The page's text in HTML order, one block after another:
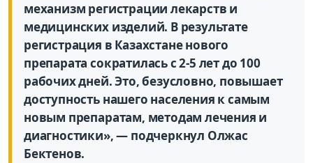
механизм регистрации лекарств и
медицинских изделий. В результате
регистрация в Казахстане нового
препарата сократилась с 2-5 лет до 100
рабочих дней. Это, безусловно, повышает
доступность нашего населения к самым
новым препаратам, методам лечения и
диагностики», — подчеркнул Олжас
Бектенов.